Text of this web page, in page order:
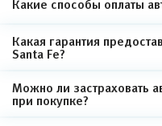
Какие способы оплаты
Какая гарантия
Santa Fe?
Можно ли застраховать
при покупке?